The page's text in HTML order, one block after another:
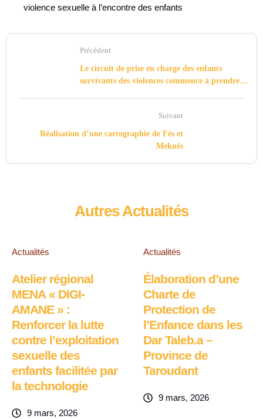
violence sexuelle à l’encontre des enfants
Précédent
Le circuit de prise en charge des enfants
survivants des violences commence à prendre
Suivant
Réalisation d’une cartographie de Fès et
Meknès
Autres Actualités
Actualités
Atelier régional
MENA « DIGI-
AMANE » :
Renforcer la lutte
contre l’exploitation
sexuelle des
enfants facilitée par
la technologie
9 mars, 2026
Actualités
Élaboration d’une
Charte de
Protection de
l’Enfance dans les
Dar Taleb.a –
Province de
Taroudant
9 mars, 2026